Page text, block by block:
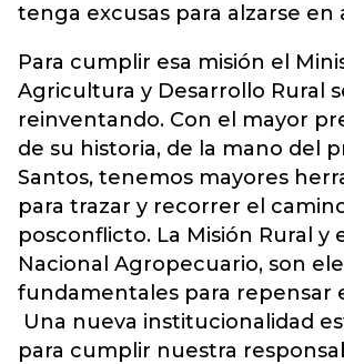
tenga excusas para alzarse en
Para cumplir esa misión el
Agricultura y Desarrollo Rural
reinventando. Con el mayor
de su historia, de la mano del
Santos, tenemos mayores
para trazar y recorrer el
posconflicto. La Misión Rural y
Nacional Agropecuario, son
fundamentales para repensar
Una nueva institucionalidad
para cumplir nuestra